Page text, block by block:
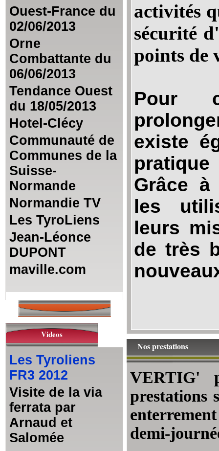
Ouest-France du
02/06/2013
Orne
Combattante du
06/06/2013
Tendance Ouest
du 18/05/2013
Hotel-Clécy
Communauté de
Communes de la
Suisse-
Normande
Normandie TV
Les TyroLiens
Jean-Léonce
DUPONT
maville.com
Videos
Les Tyroliens
FR3 2012
Visite de la via
ferrata par
Arnaud et
Salomée
activités
sécurité
points de
Pour
existe
Grâce
les
leurs
de très
Nos prestations
VERTIG'
prestations
demi-